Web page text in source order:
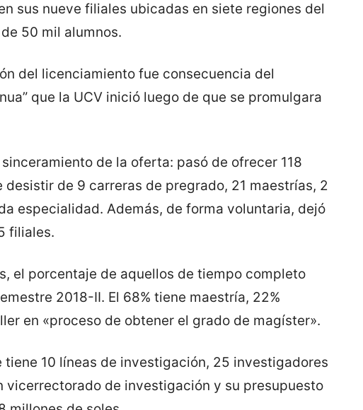
sus nueve filiales ubicadas en siete regiones del
50 mil alumnos.
del licenciamiento fue consecuencia del
que la UCV inició luego de que se promulgara
de la oferta: pasó de ofrecer 118
desistir de 9 carreras de pregrado, 21 maestrías, 2
especialidad. Además, de forma voluntaria, dejó
filiales.
el porcentaje de aquellos de tiempo completo
2018-II. El 68% tiene maestría, 22%
en «proceso de obtener el grado de magíster».
tiene 10 líneas de investigación, 25 investigadores
vicerrectorado de investigación y su presupuesto